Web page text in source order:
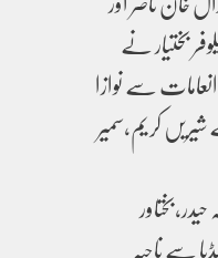
بختیار نے
سے نوازا
کریم،سمیر